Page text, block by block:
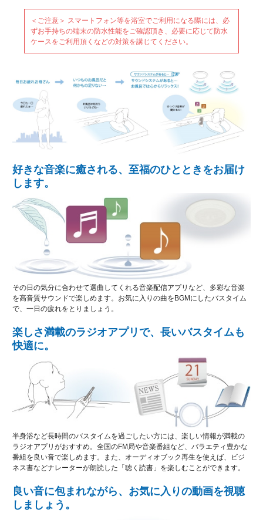
＜ご注意＞ スマートフォン等を浴室でご利用になる際には、必
ずお手持ちの端末の防水性能をご確認頂き、必要に応じて防水
ケースをご利用頂くなどの対策を講じてください。
好きな音楽に癒される、至福のひとときをお届け
します。
その日の気分に合わせて選曲してくれる音楽配信アプリなど、多彩な音楽
を高音質サウンドで楽しめます。お気に入りの曲をBGMにしたバスタイム
で、一日の疲れをとりましょう。
楽しさ満載のラジオアプリで、長いバスタイムも
快適に。
半身浴など長時間のバスタイムを過ごしたい方には、楽しい情報が満載の
ラジオアプリがおすすめ。全国のFM局や音楽番組など、バラエティ豊かな
番組を良い音で楽しめます。また、オーディオブック再生を使えば、ビジ
ネス書などナレーターが朗読した「聴く読書」を楽しむことができます。
良い音に包まれながら、お気に入りの動画を視聴
しましょう。